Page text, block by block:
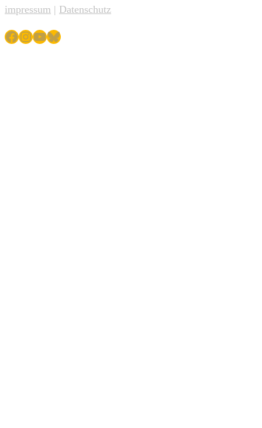
impressum | Datenschutz
Facebook
Instagram
YouTube
Bluesky